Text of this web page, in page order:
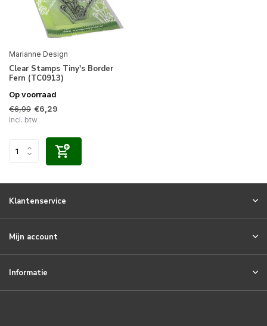
Marianne Design
Clear Stamps Tiny's Border
Fern (TC0913)
Op voorraad
€6,99 €6,29
Incl. btw
Klantenservice
Mijn account
Informatie